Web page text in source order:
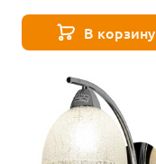
В корзину